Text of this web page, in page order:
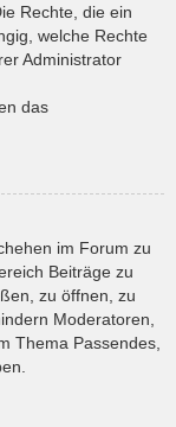
Rechte, die ein
welche Rechte
Administrator
das
im Forum zu
Beiträge zu
zu öffnen, zu
Moderatoren,
Thema Passendes,